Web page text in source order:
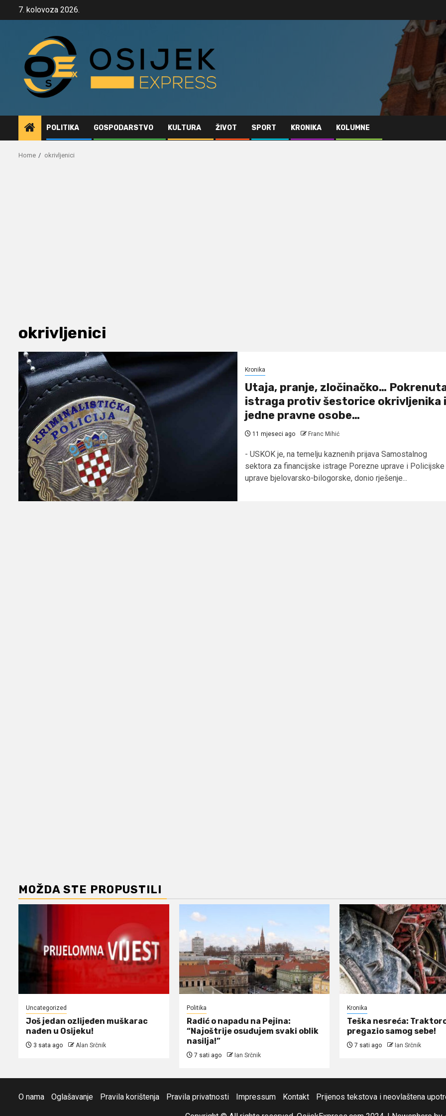
7. kolovoza 2026.
POLITIKA GOSPODARSTVO KULTURA ŽIVOT SPORT KRONIKA KOLUMNE
Home okrivljenici
okrivljenici
Kronika
Utaja, pranje, zločinačko…
istraga protiv šestorice okrivljenika i
jedne pravne osobe…
11 mjeseci ago Franc Mihić
- USKOK je, na temelju kaznenih prijava Samostalnog
sektora za financijske istrage Porezne uprave i Policijske
uprave bjelovarsko-bilogorske, donio rješenje...
MOŽDA STE PROPUSTILI
Uncategorized
Još jedan ozlijeđen muškarac
nađen u Osijeku!
3 sata ago Alan Srčnik
Politika
Radić o napadu na Pejina:
“Najoštrije osuđujem svaki oblik
nasilja!”
7 sati ago Ian Srčnik
Kronika
Teška nesreća:
pregazio samog sebe!
7 sati ago Ian Srčnik
O nama Oglašavanje Pravila korištenja Pravila privatnosti Impressum Kontakt Prijenos tekstova i neovlaštena